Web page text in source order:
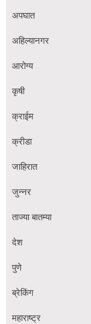
अपघात
अहिल्यानगर
आरोग्य
कृषी
क्राईम
क्रीडा
जाहिरात
जुन्नर
ताज्या बातम्या
देश
पुणे
ब्रेकिंग
महाराष्ट्र